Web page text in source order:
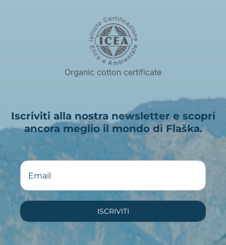
Organic cotton certificate
Iscriviti alla nostra newsletter e scopri
ancora meglio il mondo di Flaška.
ISCRIVITI